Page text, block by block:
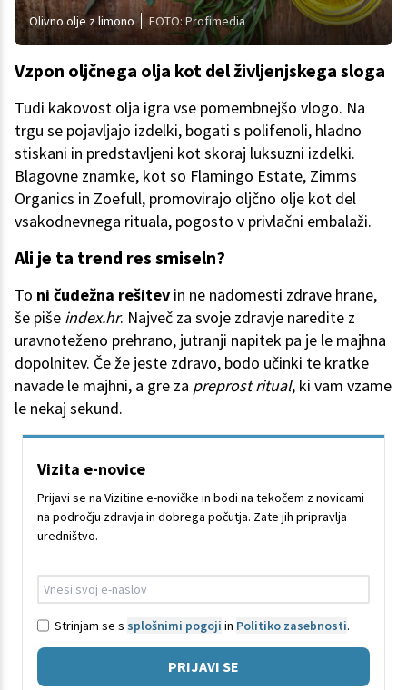
Olivno olje z limono FOTO: Profimedia
Vzpon oljčnega olja kot del življenjskega sloga
Tudi kakovost olja igra vse pomembnejšo vlogo. Na
trgu se pojavljajo izdelki, bogati s polifenoli, hladno
stiskani in predstavljeni kot skoraj luksuzni izdelki.
Blagovne znamke, kot so Flamingo Estate, Zimms
Organics in Zoefull, promovirajo oljčno olje kot del
vsakodnevnega rituala, pogosto v privlačni embalaži.
Ali je ta trend res smiseln?
To ni čudežna rešitev in ne nadomesti zdrave hrane,
še piše index.hr. Največ za svoje zdravje naredite z
uravnoteženo prehrano, jutranji napitek pa je le majhna
dopolnitev. Če že jeste zdravo, bodo učinki te kratke
navade le majhni, a gre za preprost ritual, ki vam vzame
le nekaj sekund.
Vizita e-novice
Prijavi se na Vizitine e-novičke in bodi na tekočem z novicami
na področju zdravja in dobrega počutja. Zate jih pripravlja
uredništvo.
Strinjam se s splošnimi pogoji in Politiko zasebnosti.
PRIJAVI SE